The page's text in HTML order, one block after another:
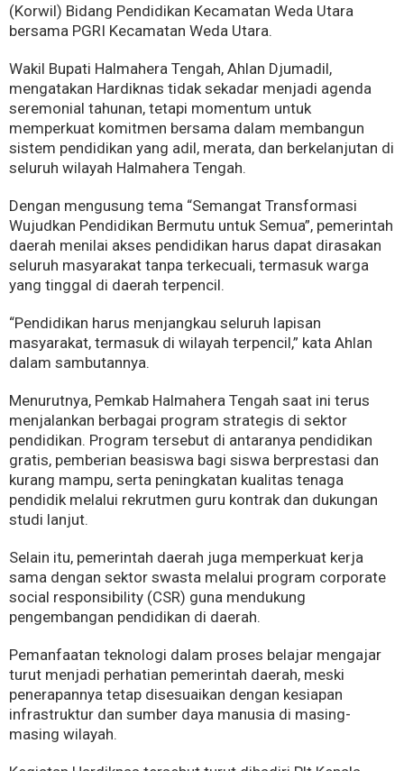
(Korwil) Bidang Pendidikan Kecamatan Weda Utara
bersama PGRI Kecamatan Weda Utara.
Wakil Bupati Halmahera Tengah, Ahlan Djumadil,
mengatakan Hardiknas tidak sekadar menjadi agenda
seremonial tahunan, tetapi momentum untuk
memperkuat komitmen bersama dalam membangun
sistem pendidikan yang adil, merata, dan berkelanjutan di
seluruh wilayah Halmahera Tengah.
Dengan mengusung tema “Semangat Transformasi
Wujudkan Pendidikan Bermutu untuk Semua”, pemerintah
daerah menilai akses pendidikan harus dapat dirasakan
seluruh masyarakat tanpa terkecuali, termasuk warga
yang tinggal di daerah terpencil.
“Pendidikan harus menjangkau seluruh lapisan
masyarakat, termasuk di wilayah terpencil,” kata Ahlan
dalam sambutannya.
Menurutnya, Pemkab Halmahera Tengah saat ini terus
menjalankan berbagai program strategis di sektor
pendidikan. Program tersebut di antaranya pendidikan
gratis, pemberian beasiswa bagi siswa berprestasi dan
kurang mampu, serta peningkatan kualitas tenaga
pendidik melalui rekrutmen guru kontrak dan dukungan
studi lanjut.
Selain itu, pemerintah daerah juga memperkuat kerja
sama dengan sektor swasta melalui program corporate
social responsibility (CSR) guna mendukung
pengembangan pendidikan di daerah.
Pemanfaatan teknologi dalam proses belajar mengajar
turut menjadi perhatian pemerintah daerah, meski
penerapannya tetap disesuaikan dengan kesiapan
infrastruktur dan sumber daya manusia di masing-
masing wilayah.